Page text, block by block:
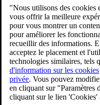
Mode veille du
Freinage automatique
Régler la vitesse
de vitesse
Changement de cible
Régler la distance
Avertissement émis par